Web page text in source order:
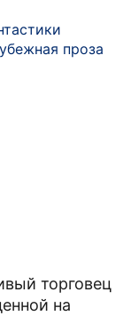
проза
торговец
на